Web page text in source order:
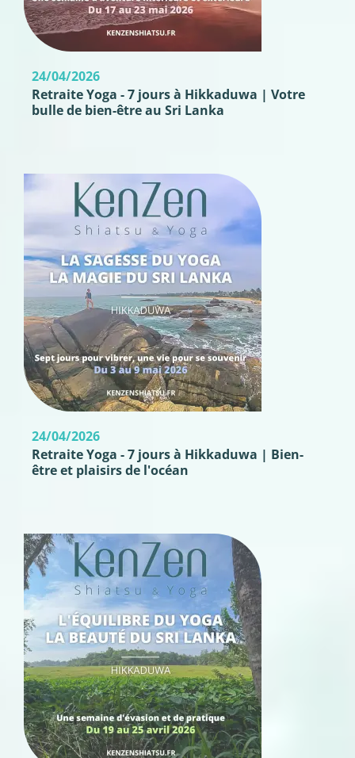
24/04/2026
Retraite Yoga - 7 jours à Hikkaduwa | Votre
bulle de bien-être au Sri Lanka
24/04/2026
Retraite Yoga - 7 jours à Hikkaduwa | Bien-
être et plaisirs de l'océan